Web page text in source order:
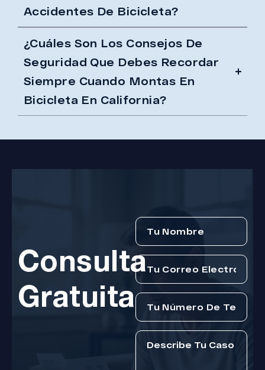
Accidentes De Bicicleta?
¿Cuáles Son Los Consejos De
Seguridad Que Debes Recordar
Siempre Cuando Montas En
Bicicleta En California?
Consulta
Gratuita